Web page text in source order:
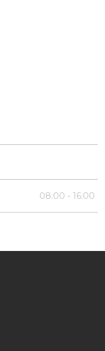
08:00 - 16:00